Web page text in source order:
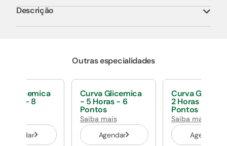
Descrição
Outras especialidades
Glicemica
- 8
Agendar
Curva Glicemica
- 5 Horas - 6
Pontos
Saiba mais
Agendar
Curva
2 Horas - 2
Pontos
Saiba mais
Agendar